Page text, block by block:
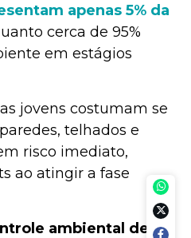
apenas 5% da
cerca de 95%
em estágios
jovens costumam se
telhados e
risco imediato,
ao atingir a fase
ambiental de